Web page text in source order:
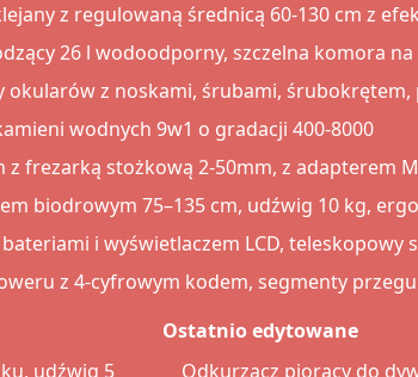
z regulowaną średnicą 60-130 cm z
26 l wodoodporny, szczelna komora
z noskami, śrubami, śrubokrętem,
wodnych 9w1 o gradacji 400-8000
frezarką stożkową 2-50mm, z adapterem
biodrowym 75–135 cm, udźwig 10 kg,
i wyświetlaczem LCD, teleskopowy
z 4-cyfrowym kodem, segmenty
udźwig 5
Ostatnio edytowane
Odkurzacz piorący do